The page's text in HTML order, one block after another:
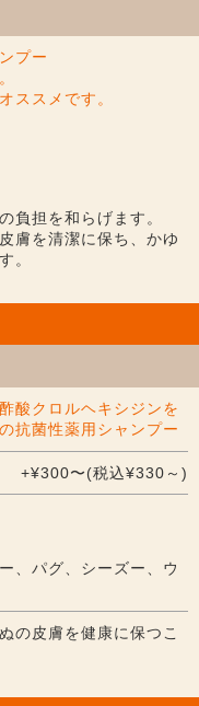
プー
ススメです。
負担を和らげます。
膚を清潔に保ち、かゆ
。
酸クロルヘキシジンを
抗菌性薬用シャンプー
+¥300〜(税込¥330～)
、パグ、シーズー、ウ
の皮膚を健康に保つこ